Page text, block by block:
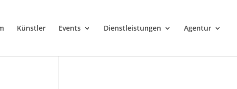
Künstler Events Dienstleistungen Agentur